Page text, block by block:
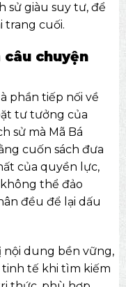
giàu suy tư, để
trang cuối.
chuyện
phần tiếp nối về
tư tưởng của
sử mà Mã Bá
cuốn sách đưa
của quyền lực,
thể đảo
đều để lại dấu
nội dung bền vững,
tế khi tìm kiếm